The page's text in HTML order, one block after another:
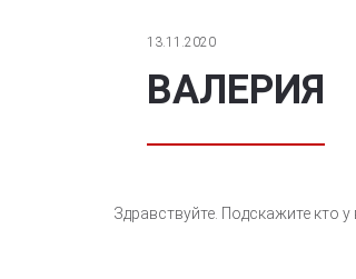
13.11.2020
ВАЛЕРИЯ
Здравствуйте. Подскажите кто у